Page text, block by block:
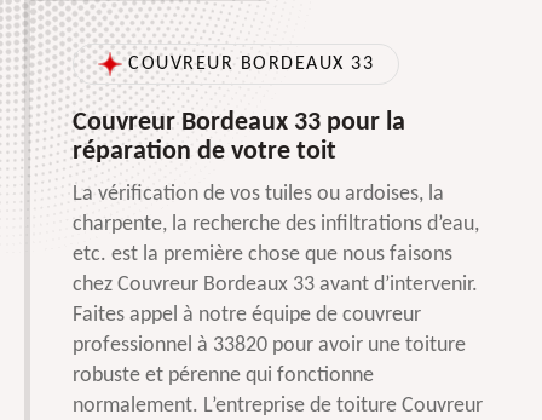
COUVREUR BORDEAUX 33
Couvreur Bordeaux 33 pour la
réparation de votre toit
La vérification de vos tuiles ou ardoises, la
charpente, la recherche des infiltrations d’eau,
etc. est la première chose que nous faisons
chez Couvreur Bordeaux 33 avant d’intervenir.
Faites appel à notre équipe de couvreur
professionnel à 33820 pour avoir une toiture
robuste et pérenne qui fonctionne
normalement. L’entreprise de toiture Couvreur